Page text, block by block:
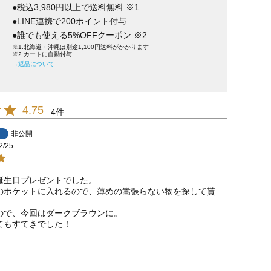
●税込3,980円以上で送料無料 ※1
●LINE連携で200ポイント付与
●誰でも使える5%OFFクーポン ※2
※1.北海道・沖縄は別途1,100円送料がかかります
※2.カートに自動付与
→返品について
4.75 4
非公開
25
日プレゼントでした。
ポケットに入れるので、薄めの嵩張らない物を探して貰
、今回はダークブラウンに。
すてきでした！